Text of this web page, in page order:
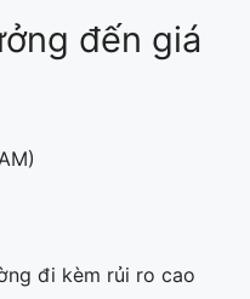
đến giá
đi kèm rủi ro cao